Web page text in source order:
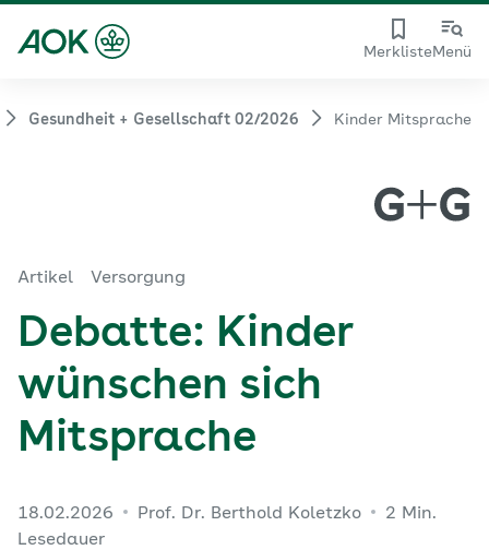
MerklisteMenü
Gesundheit + Gesellschaft 02/2026 Kinder Mitsprache
Artikel Versorgung
Debatte: Kinder
wünschen sich
Mitsprache
18.02.2026 Prof. Dr. Berthold Koletzko
2 Min.
Lesedauer